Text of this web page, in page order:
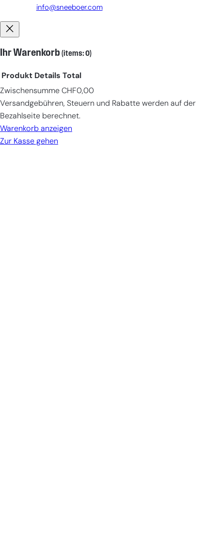
info@sneeboer.com
Ihr Warenkorb (items: 0)
Products
in
cart
Produkt Details Total
Zwischensumme CHF0,00
Versandgebühren, Steuern und Rabatte werden auf der
Bezahlseite berechnet.
Warenkorb anzeigen
Zur Kasse gehen